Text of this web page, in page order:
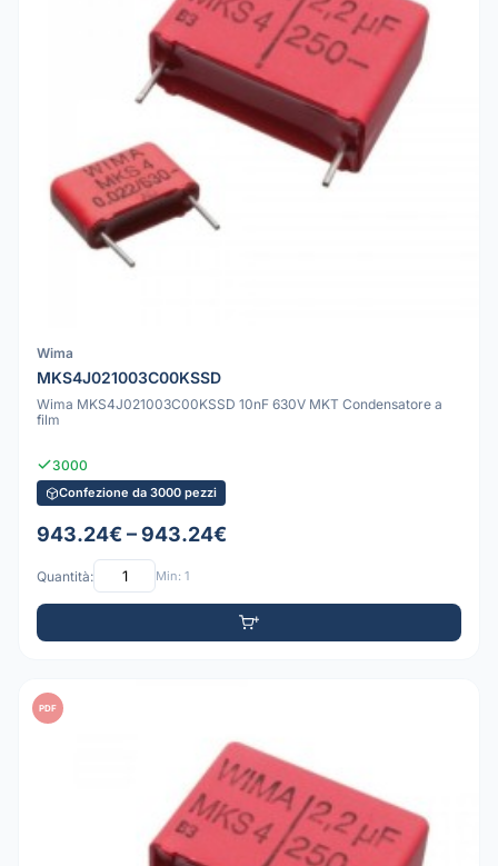
Wima
MKS4J021003C00KSSD
Wima MKS4J021003C00KSSD 10nF 630V MKT Condensatore a
film
3000
Confezione da 3000 pezzi
943.24€ – 943.24€
Quantità: Min: 1
PDF